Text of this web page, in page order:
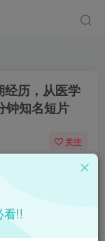
经历，从医学
钟知名短片
关注
看!!